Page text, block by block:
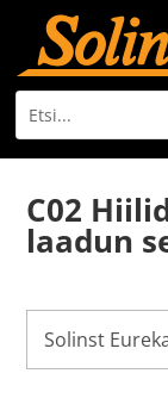
C02
laadun